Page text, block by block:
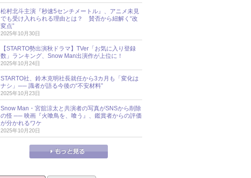
松村北斗主演『秒速5センチメートル』、アニメ未見
でも受け入れられる理由とは？ 賛否から紐解く“改
変点”
2025年10月30日
【STARTO勢出演秋ドラマ】TVer「お気に入り登録
数」ランキング、Snow Man出演作が上位に！
2025年10月24日
STARTO社、鈴木克明社長就任から3カ月も「変化は
ナシ」── 識者が語る今後の“不安材料”
2025年10月23日
Snow Man・宮舘涼太と共演者の写真がSNSから削除
の怪 ── 映画『火喰鳥を、喰う』、鑑賞者からの評価
が分かれるワケ
2025年10月20日